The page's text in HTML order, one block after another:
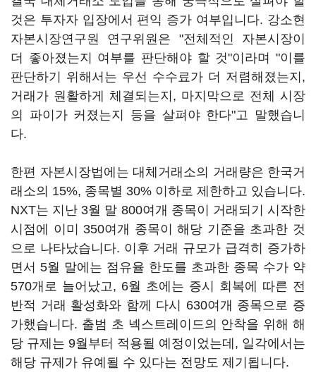
것은 투자자 입장에서 편익 증가 여부입니다. 강소현
자본시장연구원 연구위원은 "전체적인 자본시장이
더 좋아졌는지 여부를 판단해야 할 것"이라며 "이를
판단하기 위해서는 우선 수수료가 더 저렴해졌는지,
거래가 원활하게 체결되는지, 마지막으로 전체 시장
의 파이가 커졌는지 등을 살펴야 한다"고 말했습니
다.
한편 자본시장법에는 대체거래소의 거래량은 한국거
래소의 15%, 종목별 30% 이하로 제한하고 있습니다.
NXT는 지난 3월 말 800여개 종목이 거래되기 시작한
시점에 이미 350여개 종목이 해당 기준을 초과한 것
으로 나타났습니다. 이후 거래 규모가 급격히 증가하
면서 5월 말에는 점유율 한도를 초과한 종목 수가 약
570개로 늘어났고, 6월 초에는 증시 회복에 따른 전
반적 거래 활성화와 함께 다시 630여개 종목으로 증
가했습니다. 출범 초 넥스트레이드의 안착을 위해 해
당 규제는 9월부터 적용될 예정이었는데, 일각에서는
해당 규제가 유예될 수 있다는 전망도 제기됩니다.